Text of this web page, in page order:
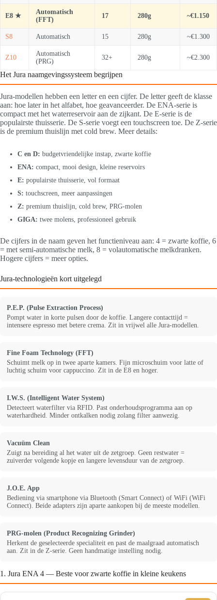
E8 ★
Automatisch
(FFT)
17 280g ~€1.150
S8 Automatisch 15 280g ~€1.300
Z10
Automatisch
(PRG)
32+ 280g ~€2.300
Het Jura naamgevingssysteem begrijpen
Jura-modellen hebben een letter en een cijfer. De letter geeft de klasse
aan: hoe later in het alfabet, hoe geavanceerder. De ENA-serie is
compact met het waterreservoir aan de zijkant. De E-serie is de
populairste thuisserie. De S-serie voegt een touchscreen toe. De Z-serie
is de premium thuislijn met cold brew. Meer details:
C en D: budgetvriendelijke instap, zwarte koffie
ENA: compact, mooi design, kleine reservoirs
E: populairste thuisserie, vol formaat
S: touchscreen, meer aanpassingen
Z: premium thuislijn, cold brew, PRG-molen
GIGA: twee molens, professioneel gebruik
De cijfers in de naam geven het functieniveau aan: 4 = zwarte koffie, 6
= met semi-automatische melk, 8 = volautomatische melkdranken.
Hogere cijfers = meer opties.
Jura-technologieën kort uitgelegd
P.E.P. (Pulse Extraction Process)
Pompt water in korte pulsen door de koffie. Langere contacttijd =
intensere espresso met betere crema. Zit in vrijwel alle Jura-modellen.
Fine Foam Technology (FFT)
Schuimt melk op in twee aparte kamers. Fijn microschuim voor latte of
luchtig schuim voor cappuccino. Zit in de E8 en hoger.
I.W.S. (Intelligent Water System)
Detecteert waterfilter via RFID. Past onderhoudsprogramma aan op
waterhardheid. Minder ontkalken nodig zolang filter aanwezig.
Vacuüm Clean
Zuigt na bereiding al het water uit de zetgroep. Geen restwater =
zuiverder volgende kopje en langere levensduur van de zetgroep.
J.O.E. App
Bediening via smartphone via Bluetooth (Smart Connect) of WiFi (WiFi
Connect). Beide adapters zijn aparte aankopen bij de meeste modellen.
PRG-molen (Product Recognizing Grinder)
Herkent de geselecteerde specialiteit en past de maalgraad automatisch
aan. Zit in de Z-serie. Geen handmatige instelling nodig.
1. Jura ENA 4 — Beste voor zwarte koffie in kleine keukens